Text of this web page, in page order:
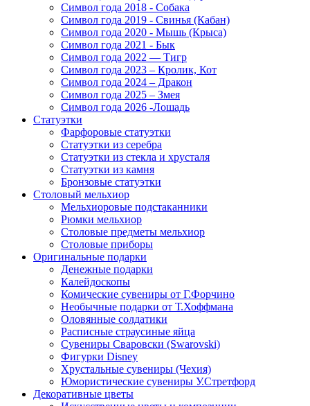
Символ года 2018 - Собака
Символ года 2019 - Свинья (Кабан)
Символ года 2020 - Мышь (Крыса)
Символ года 2021 - Бык
Символ года 2022 — Тигр
Символ года 2023 – Кролик, Кот
Символ года 2024 – Дракон
Символ года 2025 – Змея
Символ года 2026 -Лошадь
Статуэтки
Фарфоровые статуэтки
Статуэтки из серебра
Статуэтки из стекла и хрусталя
Статуэтки из камня
Бронзовые статуэтки
Столовый мельхиор
Мельхиоровые подстаканники
Рюмки мельхиор
Столовые предметы мельхиор
Столовые приборы
Оригинальные подарки
Денежные подарки
Калейдоскопы
Комические сувениры от Г.Форчино
Необычные подарки от Т.Хоффмана
Оловянные солдатики
Расписные страусиные яйца
Сувениры Сваровски (Swarovski)
Фигурки Disney
Хрустальные сувениры (Чехия)
Юмористические сувениры У.Стретфорд
Декоративные цветы